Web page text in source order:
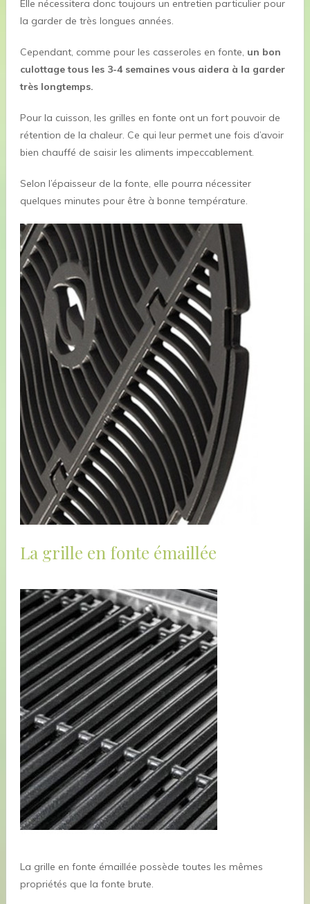
Elle nécessitera donc toujours un entretien particulier pour
la garder de très longues années.
Cependant, comme pour les casseroles en fonte, un bon
culottage tous les 3-4 semaines vous aidera à la garder
très longtemps.
Pour la cuisson, les grilles en fonte ont un fort pouvoir de
rétention de la chaleur. Ce qui leur permet une fois d’avoir
bien chauffé de saisir les aliments impeccablement.
Selon l’épaisseur de la fonte, elle pourra nécessiter
quelques minutes pour être à bonne température.
La grille en fonte émaillée
La grille en fonte émaillée possède toutes les mêmes
propriétés que la fonte brute.